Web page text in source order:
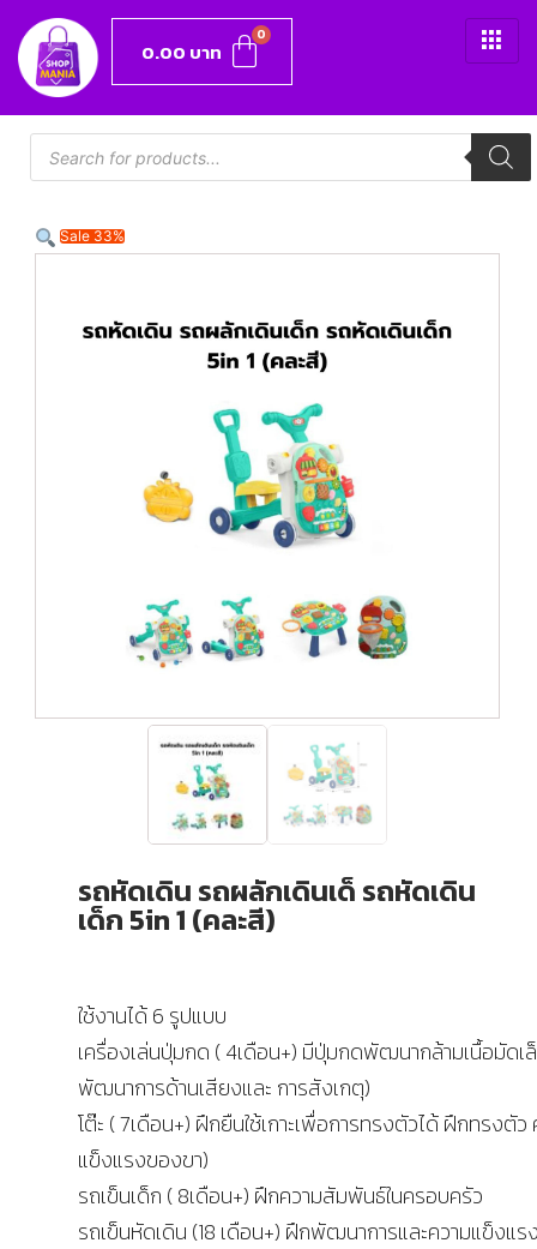
0.00 บาท
Sale 33%
รถหัดเดิน รถผลักเดินเด็ รถหัดเดิน
เด็ก 5in 1 (คละสี)
ใช้งานได้ 6 รูปแบบ
เครื่องเล่นปุ่มกด ( 4เดือน+) มีปุ่มกดพัฒนากล้ามเนื้อมัดเ
พัฒนาการด้านเสียงและ การสังเกตุ)
โต๊ะ ( 7เดือน+) ฝึกยืนใช้เกาะเพื่อการทรงตัวได้ ฝึกทรงตัว
แข็งแรงของขา)
รถเข็นเด็ก ( 8เดือน+) ฝึกความสัมพันธ์ในครอบครัว
รถเข็นหัดเดิน (18 เดือน+) ฝึกพัฒนาการและความแข็งแ